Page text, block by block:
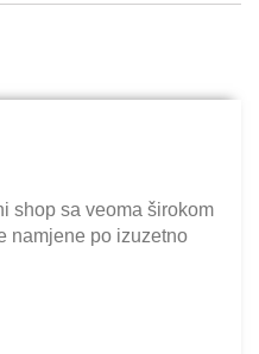
shop sa veoma širokom
namjene po izuzetno